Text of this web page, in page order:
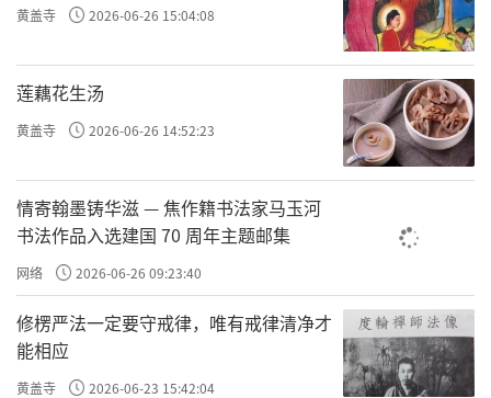
存天理，你就清净了、心无挂碍了。
原文：余曰：“吾为孔先生算定，荣辱生死，皆
有定数，即要妄想，亦无可妄想。”云谷笑
曰：“我待汝是豪杰，原来只是凡夫。”
袁了凡说，我被孔先生算过命了，而且算的死
死的，荣辱生死，皆有定数。
这时候袁了凡36
岁了，等于用了将近20年来验证；袁了凡16岁
碰到孔先生，36岁碰到云谷禅师，20年每一次
都很准，你说你能不信命吗？所以袁了凡已经
没有妄念了：没啥用了，我认了；所以他说即
黄盖寺 2026-06-26 15:04:08
莲藕花生汤
黄盖寺 2026-06-26 14:52:23
情寄翰墨铸华滋 — 焦作籍书法家马玉河
书法作品入选建国 70 周年主题邮集
网络 2026-06-26 09:23:40
修楞严法一定要守戒律，唯有戒律清净才
能相应
黄盖寺 2026-06-23 15:42:04